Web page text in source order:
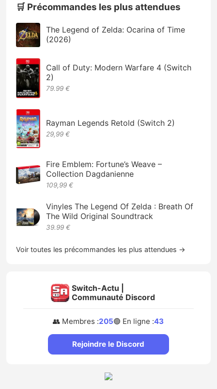
🛒 Précommandes les plus attendues
The Legend of Zelda: Ocarina of Time
(2026)
Call of Duty: Modern Warfare 4 (Switch
2)
79.99 €
Rayman Legends Retold (Switch 2)
29,99 €
Fire Emblem: Fortune’s Weave –
Collection Dagdanienne
109,99 €
Vinyles The Legend Of Zelda : Breath Of
The Wild Original Soundtrack
39.99 €
Voir toutes les précommandes les plus attendues →
Switch-Actu |
Communauté Discord
👥 Membres :205🟢 En ligne :43
Rejoindre le Discord